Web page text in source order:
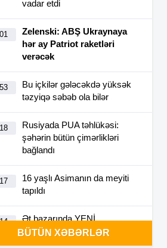
vadar etdi
Zelenski: ABŞ Ukraynaya
hər ay Patriot raketləri
verəcək
Bu içkilər gələcəkdə yüksək
təzyiqə səbəb ola bilər
Rusiyada PUA təhlükəsi:
şəhərin bütün çimərlikləri
bağlandı
16 yaşlı Asimanın da meyiti
tapıldı
Ət bazarında YENİ
BAHALAŞMA –Dana və quzu
əti niyə bahalaşır?
BÜTÜN XƏBƏRLƏR